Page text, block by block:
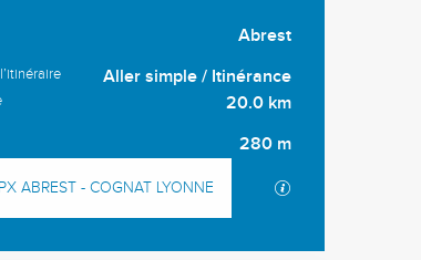
pratiques
Abrest
Aller simple / Itinérance
20.0 km
280 m
ABREST - COGNAT LYONNE